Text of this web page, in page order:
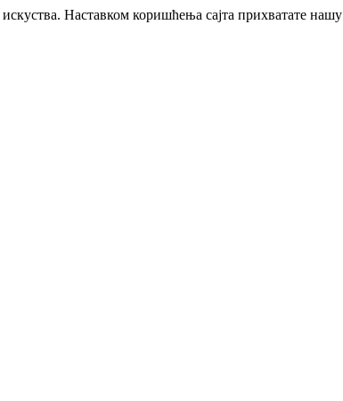
Наставком коришћења сајта прихватате нашу